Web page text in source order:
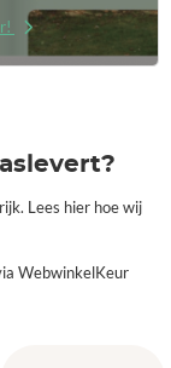
Lees hier hoe wij
WebwinkelKeur